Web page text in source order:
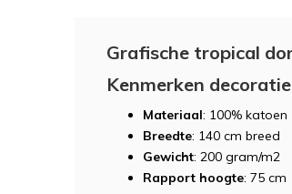
Grafische tropical
Kenmerken
Materiaal: 100% katoen
Breedte: 140 cm breed
Gewicht: 200 gram/m2
Rapport hoogte: 75 cm